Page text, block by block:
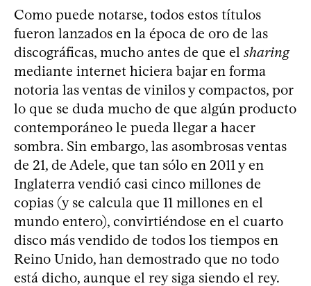
Como puede notarse, todos estos títulos
fueron lanzados en la época de oro de las
discográficas, mucho antes de que el sharing
mediante internet hiciera bajar en forma
notoria las ventas de vinilos y compactos, por
lo que se duda mucho de que algún producto
contemporáneo le pueda llegar a hacer
sombra. Sin embargo, las asombrosas ventas
de 21, de Adele, que tan sólo en 2011 y en
Inglaterra vendió casi cinco millones de
copias (y se calcula que 11 millones en el
mundo entero), convirtiéndose en el cuarto
disco más vendido de todos los tiempos en
Reino Unido, han demostrado que no todo
está dicho, aunque el rey siga siendo el rey.